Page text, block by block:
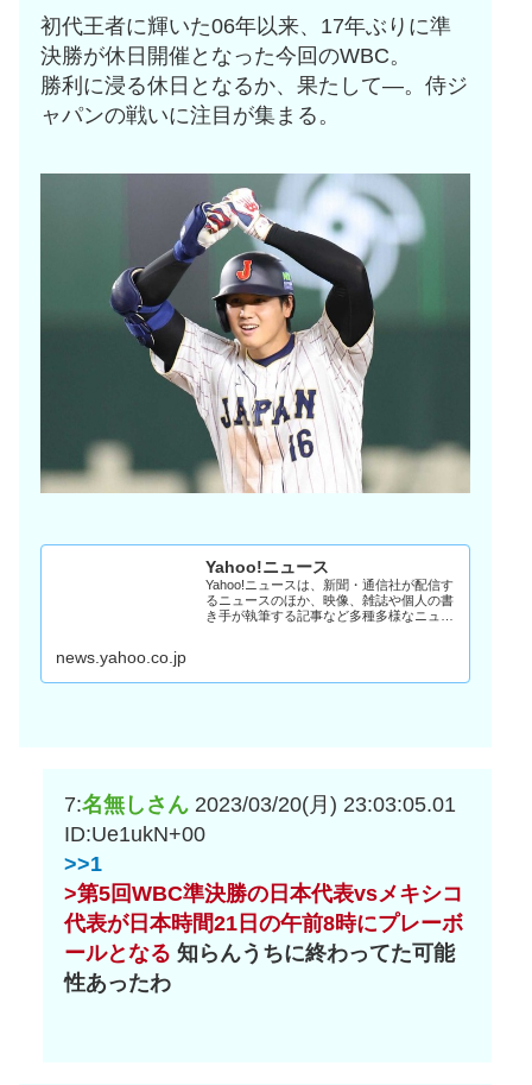
初代王者に輝いた06年以来、17年ぶりに準
決勝が休日開催となった今回のWBC。
勝利に浸る休日となるか、果たして―。侍ジ
ャパンの戦いに注目が集まる。
Yahoo!ニュース
Yahoo!ニュースは、新聞・通信社が配信す
るニュースのほか、映像、雑誌や個人の書
き手が執筆する記事など多種多様なニュー
news.yahoo.co.jp
7:名無しさん 2023/03/20(月) 23:03:05.01
ID:Ue1ukN+00
>>1
>第5回WBC準決勝の日本代表vsメキシコ
代表が日本時間21日の午前8時にプレーボ
ールとなる 知らんうちに終わってた可能
性あったわ